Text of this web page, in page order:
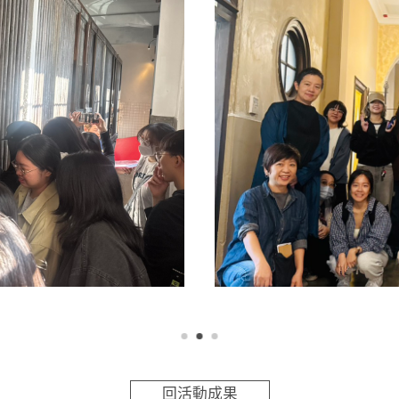
回活動成果